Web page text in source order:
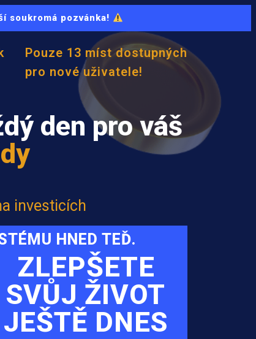
soukromá pozvánka!
Pouze 13 míst dostupných
pro nové uživatele!
den pro váš
investicích
HNED TEĎ.
ZLEPŠETE
SVŮJ ŽIVOT
JEŠTĚ DNES